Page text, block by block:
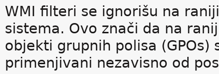
WMI filteri se ignorišu na
sistema. Ovo znači da na
objekti grupnih polisa
primenjivani nezavisno od